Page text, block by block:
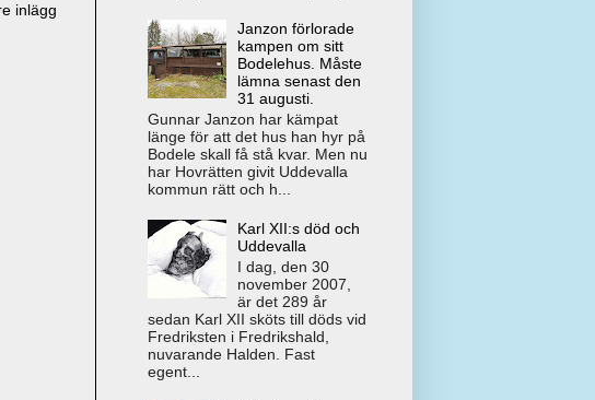
inlägg
Janzon förlorade
kampen om sitt
Bodelehus. Måste
lämna senast den
31 augusti.
Gunnar Janzon har kämpat
länge för att det hus han hyr på
Bodele skall få stå kvar. Men nu
har Hovrätten givit Uddevalla
kommun rätt och h...
Karl XII:s död och
Uddevalla
I dag, den 30
november 2007,
är det 289 år
sedan Karl XII sköts till döds vid
Fredriksten i Fredrikshald,
nuvarande Halden. Fast
egent...